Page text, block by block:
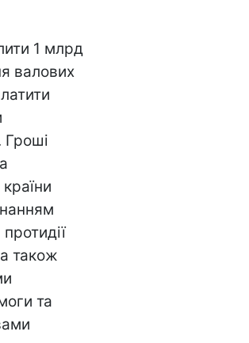
1 млрд
валових
Гроші
також
та